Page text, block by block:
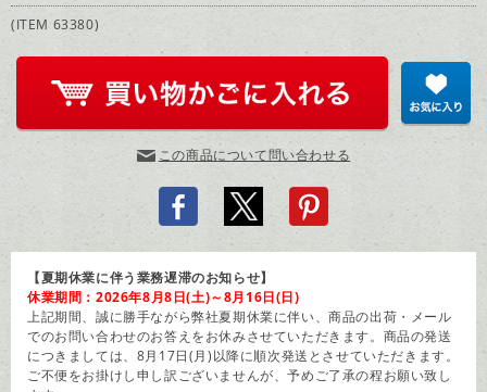
(ITEM 63380)
この商品について問い合わせる
【夏期休業に伴う業務遅滞のお知らせ】
休業期間：2026年8月8日(土)～8月16日(日)
上記期間、誠に勝手ながら弊社夏期休業に伴い、商品の出荷・メール
でのお問い合わせのお答えをお休みさせていただきます。商品の発送
につきましては、8月17日(月)以降に順次発送とさせていただきます。
ご不便をお掛けし申し訳ございませんが、予めご了承の程お願い致し